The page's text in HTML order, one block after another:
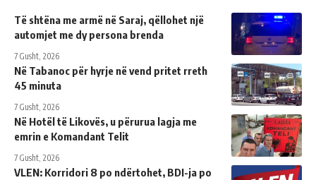
Të shtëna me armë në Saraj, qëllohet një
automjet me dy persona brenda
7 Gusht, 2026
Në Tabanoc për hyrje në vend pritet rreth
45 minuta
7 Gusht, 2026
Në Hotël të Likovës, u përurua lagja me
emrin e Komandant Telit
7 Gusht, 2026
VLEN: Korridori 8 po ndërtohet, BDI-ja po